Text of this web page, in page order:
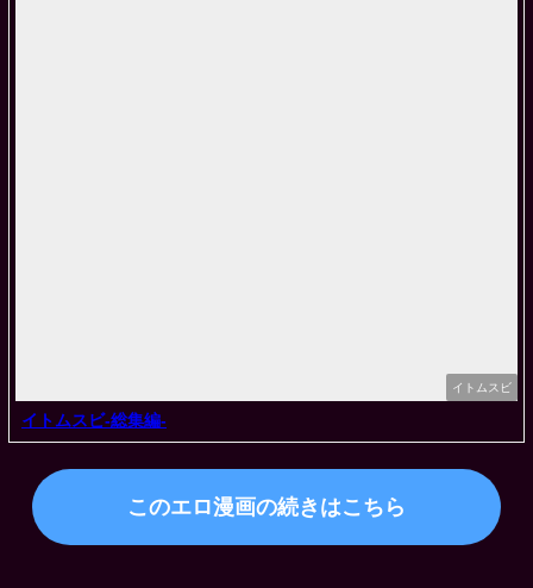
イトムスビ
イトムスビ-総集編-
このエロ漫画の続きはこちら